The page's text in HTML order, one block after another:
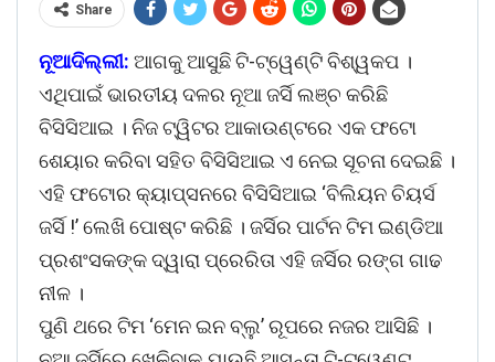
Share
ନୂଆଦିଲ୍ଲୀ: ଆଗକୁ ଆସୁଛି ଟି-ଟ୍ୱେଣ୍ଟି ବିଶ୍ୱକପ ।
ଏଥିପାଇଁ ଭାରତୀୟ ଦଳର ନୂଆ ଜର୍ସି ଲଞ୍ଚ କରିଛି
ବିସିସିଆଇ । ନିଜ ଟ୍ୱିଟର ଆକାଉଣ୍ଟରେ ଏକ ଫଟୋ
ଶେୟାର କରିବା ସହିତ ବିସିସିଆଇ ଏ ନେଇ ସୂଚନା ଦେଇଛି ।
ଏହି ଫଟୋର କ୍ୟାପ୍ସନରେ ବିସିସିଆଇ ‘ବିଲିୟନ ଚିୟର୍ସ
ଜର୍ସି !’ ଲେଖି ପୋଷ୍ଟ କରିଛି । ଜର୍ସିର ପାର୍ଟନ ଟିମ ଇଣ୍ଡିଆ
ପ୍ରଶଂସକଙ୍କ ଦ୍ୱାରା ପ୍ରେରିତା ଏହି ଜର୍ସିର ରଙ୍ଗ ଗାଢ
ନୀଳ ।
ପୁଣି ଥରେ ଟିମ ‘ମେନ ଇନ ବ୍ଲୁ’ ରୂପରେ ନଜର ଆସିଛି ।